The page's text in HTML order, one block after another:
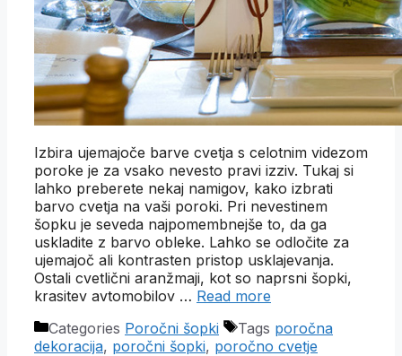
Izbira ujemajoče barve cvetja s celotnim videzom
poroke je za vsako nevesto pravi izziv. Tukaj si
lahko preberete nekaj namigov, kako izbrati
barvo cvetja na vaši poroki. Pri nevestinem
šopku je seveda najpomembnejše to, da ga
uskladite z barvo obleke. Lahko se odločite za
ujemajoč ali kontrasten pristop usklajevanja.
Ostali cvetlični aranžmaji, kot so naprsni šopki,
krasitev avtomobilov … Read more
Categories Poročni šopki Tags poročna
dekoracija, poročni šopki, poročno cvetje